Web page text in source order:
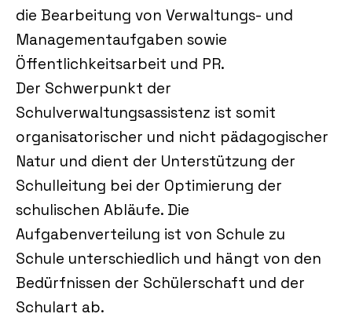
die Bearbeitung von Verwaltungs- und
Managementaufgaben sowie
Öffentlichkeitsarbeit und PR.
Der Schwerpunkt der
Schulverwaltungsassistenz ist somit
organisatorischer und nicht pädagogischer
Natur und dient der Unterstützung der
Schulleitung bei der Optimierung der
schulischen Abläufe. Die
Aufgabenverteilung ist von Schule zu
Schule unterschiedlich und hängt von den
Bedürfnissen der Schülerschaft und der
Schulart ab.